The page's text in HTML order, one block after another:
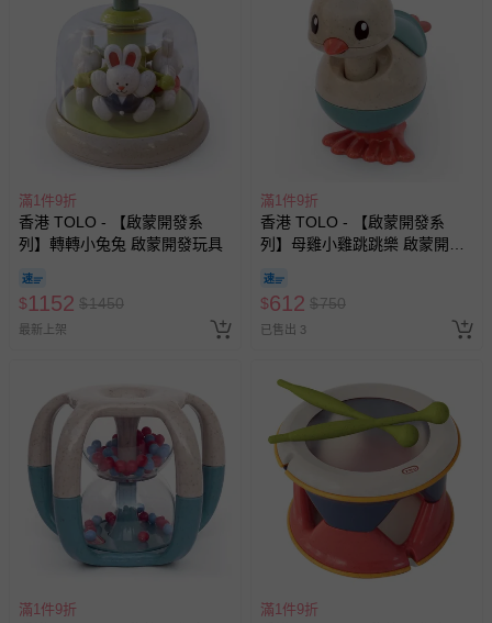
滿1件9折
香港 TOLO - 【啟蒙開發系
列】轉轉小兔兔 啟蒙開發玩具
$1152 $1450
最新上架
滿1件9折
香港 TOLO - 【啟蒙開發系
列】母雞小雞跳跳樂 啟蒙開發
$612 $750
已售出 3
滿1件9折 滿1件9折